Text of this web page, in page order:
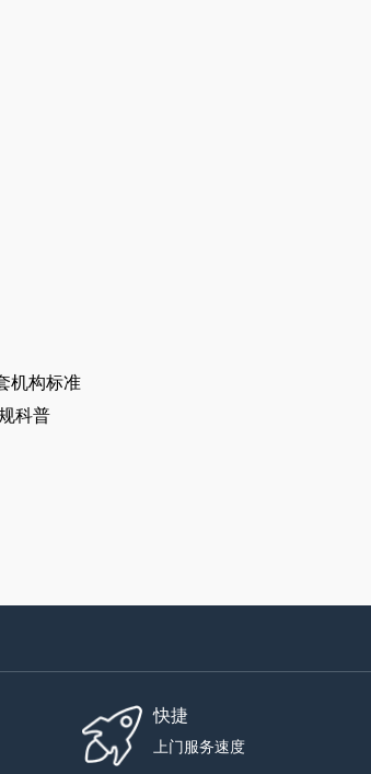
机构标准
科普
快捷
上门服务速度